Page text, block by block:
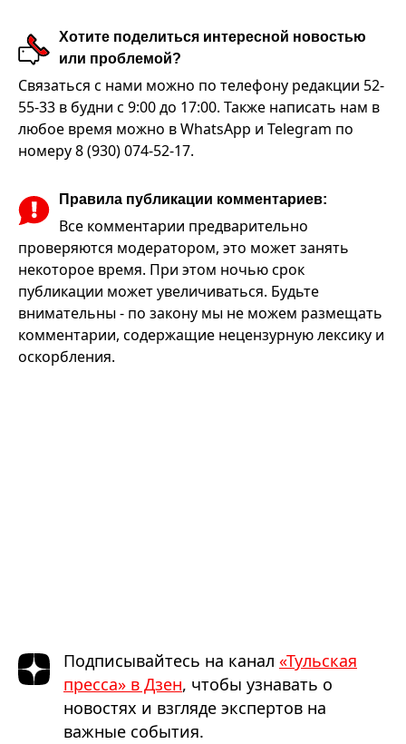
Хотите поделиться интересной новостью
или проблемой?
Связаться с нами можно по телефону редакции 52-
55-33 в будни с 9:00 до 17:00. Также написать нам в
любое время можно в WhatsApp и Telegram по
номеру 8 (930) 074-52-17.
Правила публикации комментариев:
Все комментарии предварительно
проверяются модератором, это может занять
некоторое время. При этом ночью срок
публикации может увеличиваться. Будьте
внимательны - по закону мы не можем размещать
комментарии, содержащие нецензурную лексику и
оскорбления.
Подписывайтесь на канал «Тульская
пресса» в Дзен, чтобы узнавать о
новостях и взгляде экспертов на
важные события.